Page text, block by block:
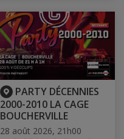
PARTY DÉCENNIES
2000-2010 LA CAGE
BOUCHERVILLE
28 août 2026, 21h00